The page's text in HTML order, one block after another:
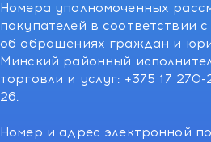
Номера уполномоченных
покупателей в соответствии
об обращениях граждан и
Минский районный
торговли и услуг: +375 17
26.
Номер и адрес электронной